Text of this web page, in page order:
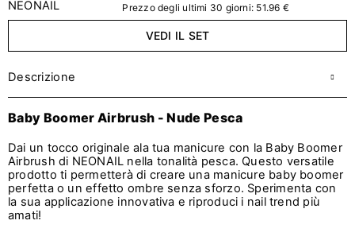
Prezzo degli ultimi 30 giorni: 51.96 €
VEDI IL SET
Descrizione
Baby Boomer Airbrush - Nude Pesca
Dai un tocco originale ala tua manicure con la Baby Boomer
Airbrush di NEONAIL nella tonalità pesca. Questo versatile
prodotto ti permetterà di creare una manicure baby boomer
perfetta o un effetto ombre senza sforzo. Sperimenta con
la sua applicazione innovativa e riproduci i nail trend più
amati!